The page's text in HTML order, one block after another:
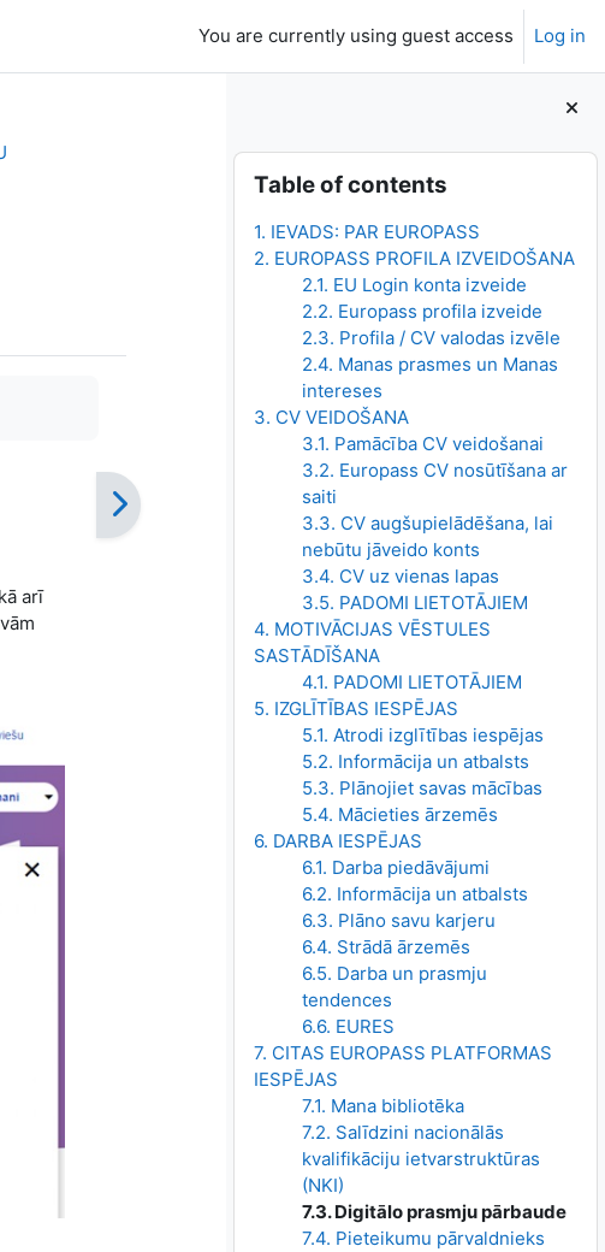
You are currently using guest access Log in
Blocks
Skip Table of contents
Table of contents
1. IEVADS: PAR EUROPASS
2. EUROPASS PROFILA IZVEIDOŠANA
2.1. EU Login konta izveide
2.2. Europass profila izveide
2.3. Profila / CV valodas izvēle
2.4. Manas prasmes un Manas
intereses
3. CV VEIDOŠANA
3.1. Pamācība CV veidošanai
3.2. Europass CV nosūtīšana ar
saiti
3.3. CV augšupielādēšana, lai
nebūtu jāveido konts
3.4. CV uz vienas lapas
3.5. PADOMI LIETOTĀJIEM
4. MOTIVĀCIJAS VĒSTULES
SASTĀDĪŠANA
4.1. PADOMI LIETOTĀJIEM
5. IZGLĪTĪBAS IESPĒJAS
5.1. Atrodi izglītības iespējas
5.2. Informācija un atbalsts
5.3. Plānojiet savas mācības
5.4. Mācieties ārzemēs
6. DARBA IESPĒJAS
6.1. Darba piedāvājumi
6.2. Informācija un atbalsts
6.3. Plāno savu karjeru
6.4. Strādā ārzemēs
6.5. Darba un prasmju
tendences
6.6. EURES
7. CITAS EUROPASS PLATFORMAS
IESPĒJAS
7.1. Mana bibliotēka
7.2. Salīdzini nacionālās
kvalifikāciju ietvarstruktūras
(NKI)
7.3. Digitālo prasmju pārbaude
7.4. Pieteikumu pārvaldnieks
arī